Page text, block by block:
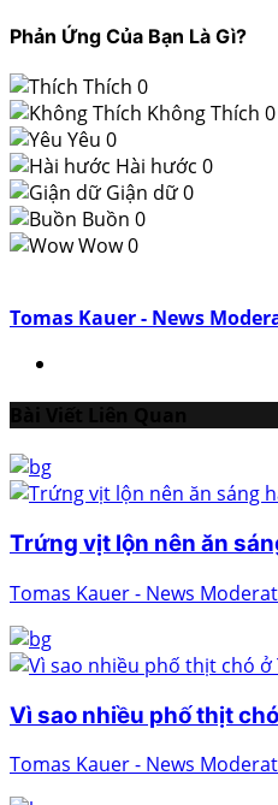
Phản Ứng Của Bạn Là Gì?
Thích 0
Không Thích 0
Yêu 0
Hài hước 0
Giận dữ0
Buồn 0
Wow0
Tomas Kauer - News
Trứng vịt lộn nên ăn
Tomas Kauer - News
Vì sao nhiều phố thịt
Tomas Kauer - News